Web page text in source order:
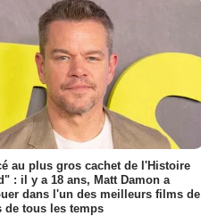
au plus gros cachet de l'Histoire
: il y a 18 ans, Matt Damon a
dans l'un des meilleurs films de
de tous les temps